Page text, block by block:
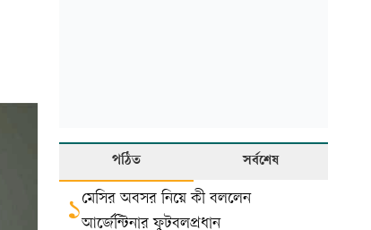
পঠিত সর্বশেষ
১মেসির অবসর নিয়ে কী বললেন
আর্জেন্টিনার ফুটবলপ্রধান